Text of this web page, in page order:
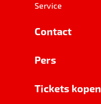
Service
Contact
Pers
Tickets kopen